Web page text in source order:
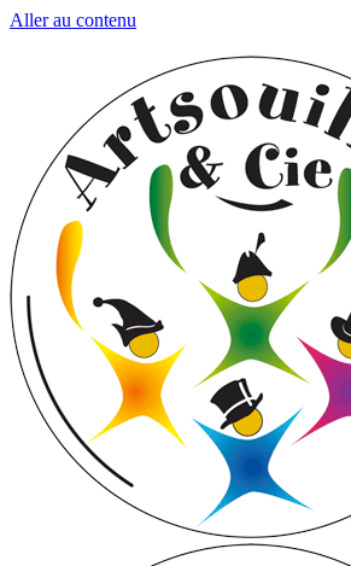
Aller au contenu